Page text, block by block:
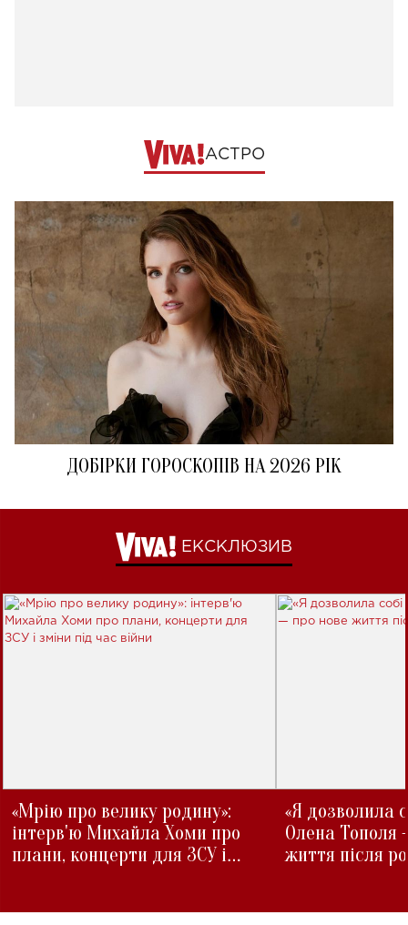
АСТРО
ДОБІРКИ ГОРОСКОПІВ НА 2026 РІК
ЕКСКЛЮЗИВ
«Мрію про велику родину»:
інтерв'ю Михайла Хоми про
плани, концерти для ЗСУ і
«Я дозволила
Олена Тополя
життя після